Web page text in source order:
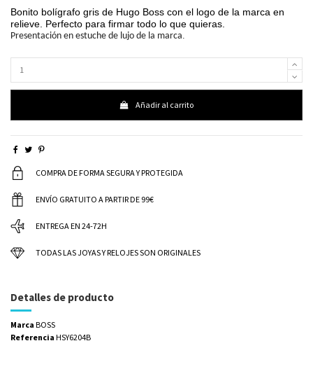
Bonito bolígrafo gris de Hugo Boss con el logo de la marca en
relieve. Perfecto para firmar todo lo que quieras.
Presentación en estuche de lujo de la marca.
Añadir al carrito
COMPRA DE FORMA SEGURA Y PROTEGIDA
ENVÍO GRATUITO A PARTIR DE 99€
ENTREGA EN 24-72H
TODAS LAS JOYAS Y RELOJES SON ORIGINALES
Detalles de producto
Marca BOSS
Referencia HSY6204B